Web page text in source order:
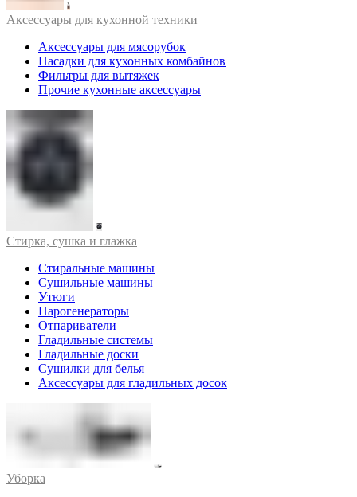
Аксессуары для кухонной техники
Аксессуары для мясорубок
Насадки для кухонных комбайнов
Фильтры для вытяжек
Прочие кухонные аксессуары
Стирка, сушка и глажка
Стиральные машины
Сушильные машины
Утюги
Парогенераторы
Отпариватели
Гладильные системы
Гладильные доски
Сушилки для белья
Аксессуары для гладильных досок
Уборка